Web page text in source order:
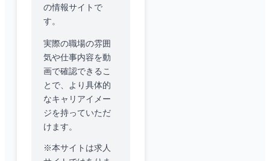
の情報サイトで
す。
実際の職場の雰囲
気や仕事内容を動
画で確認できるこ
とで、より具体的
なキャリアイメー
ジを持っていただ
けます。
※本サイトは求人